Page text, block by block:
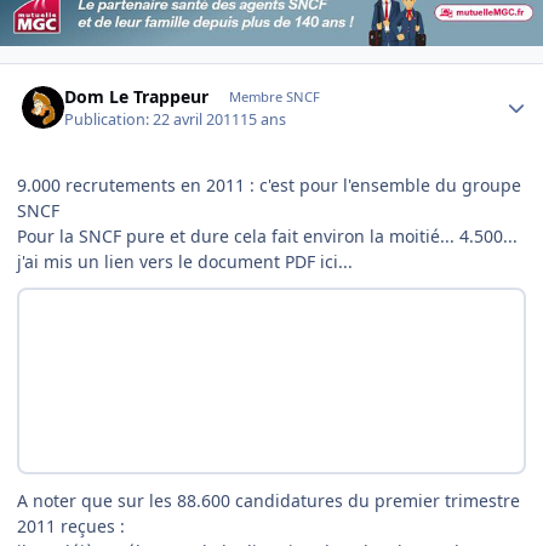
Dom Le Trappeur Membre SNCF
Publication:22 avril 201115 ans
9.000 recrutements en 2011 : c'est pour l'ensemble du groupe
SNCF
Pour la SNCF pure et dure cela fait environ la moitié... 4.500...
j'ai mis un lien vers le document PDF ici...
A noter que sur les 88.600 candidatures du premier trimestre
2011 reçues :